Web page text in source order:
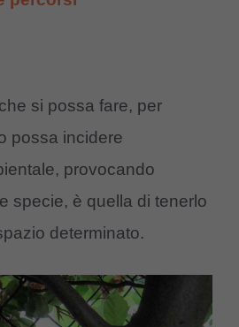
si possa fare, per
possa incidere
provocando
specie, è quella di tenerlo
determinato.